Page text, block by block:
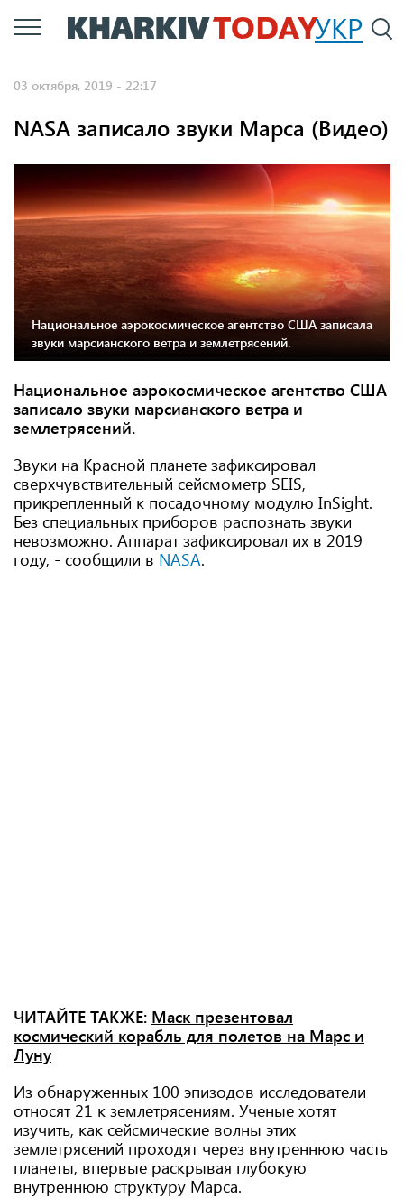
Перейти
к
УКР
03 октября, 2019 - 22:17
NASA записало звуки Марса (Видео)
Национальное аэрокосмическое агентство США записала
звуки марсианского ветра и землетрясений.
Национальное аэрокосмическое агентство США
записало звуки марсианского ветра и
землетрясений.
Звуки на Красной планете зафиксировал
сверхчувствительный сейсмометр SEIS,
прикрепленный к посадочному модулю InSight.
Без специальных приборов распознать звуки
невозможно. Аппарат зафиксировал их в 2019
году, - сообщили в NASA.
ЧИТАЙТЕ ТАКЖЕ: Маск презентовал
космический корабль для полетов на Марс и
Луну
Из обнаруженных 100 эпизодов исследователи
относят 21 к землетрясениям. Ученые хотят
изучить, как сейсмические волны этих
землетрясений проходят через внутреннюю часть
планеты, впервые раскрывая глубокую
внутреннюю структуру Марса.